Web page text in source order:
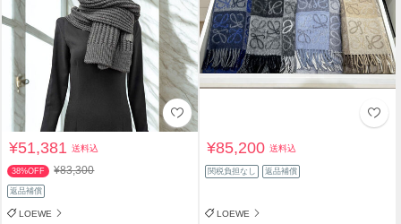
¥51,381送料込
38%OFF ¥83,300
返品補償
LOEWE
¥85,200送料込
関税負担なし 返品補償
LOEWE